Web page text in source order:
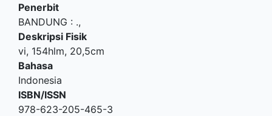
Penerbit
BANDUNG : .,
Deskripsi Fisik
vi, 154hlm, 20,5cm
Bahasa
Indonesia
ISBN/ISSN
978-623-205-465-3